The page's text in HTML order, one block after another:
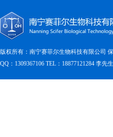
版权所有：南宁赛菲尔生物科技有限公司
QQ：1309367106 TEL：18877121284 李先